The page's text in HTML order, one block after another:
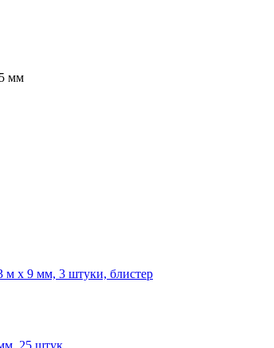
мм
м х 9 мм, 3 штуки, блистер
25 штук